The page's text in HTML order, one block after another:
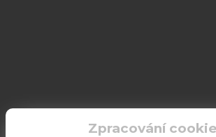
Zpracování